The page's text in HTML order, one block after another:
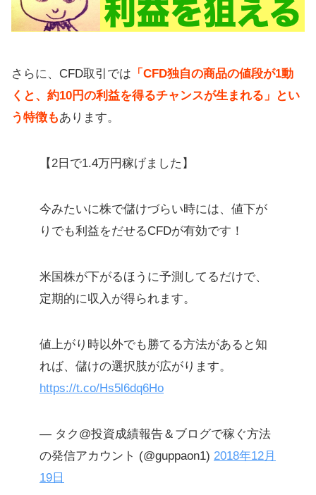
さらに、CFD取引では 「CFD独自の商品の値段が1動
くと、約10円の利益を得るチャンスが生まれる」とい
う特徴もあります。
【2日で1.4万円稼げました】
今みたいに株で儲けづらい時には、値下が
りでも利益をだせるCFDが有効です！
米国株が下がるほうに予測してるだけで、
定期的に収入が得られます。
値上がり時以外でも勝てる方法があると知
れば、儲けの選択肢が広がります。
https://t.co/Hs5l6dq6Ho
— タク@投資成績報告＆ブログで稼ぐ方法
の発信アカウント (@guppaon1) 2018年12月
19日